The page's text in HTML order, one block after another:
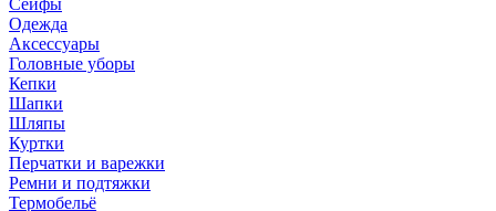
Сейфы
Одежда
Аксессуары
Головные уборы
Кепки
Шапки
Шляпы
Куртки
Перчатки и варежки
Ремни и подтяжки
Термобельё